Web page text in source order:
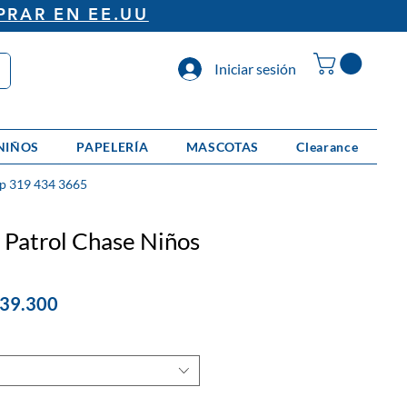
EN EE.UU
Iniciar sesión
PAPELERÍA MASCOTAS Clearance
319 434 3665
Chase Niños